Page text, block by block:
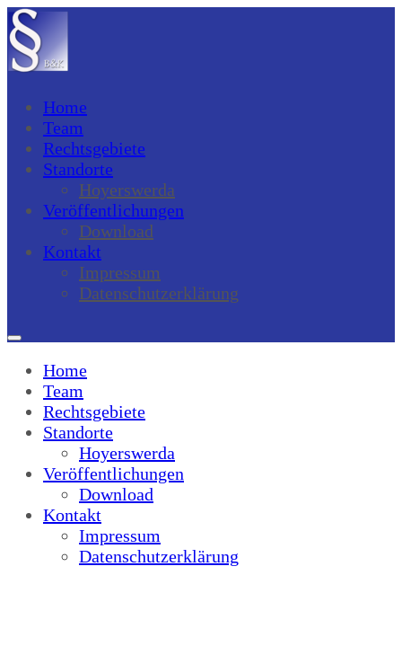
Home
Team
Rechtsgebiete
Standorte
Hoyerswerda
Veröffentlichungen
Download
Kontakt
Impressum
Datenschutzerklärung
Home
Team
Rechtsgebiete
Standorte
Hoyerswerda
Veröffentlichungen
Download
Kontakt
Impressum
Datenschutzerklärung